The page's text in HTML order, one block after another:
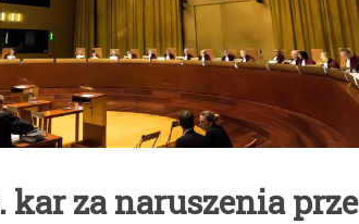
kar za naruszenia
Tydzień 42/2019 r.
THB 0.1126 USD